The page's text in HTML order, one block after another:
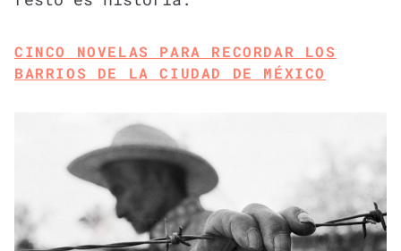
CINCO NOVELAS PARA RECORDAR LOS
BARRIOS DE LA CIUDAD DE MÉXICO